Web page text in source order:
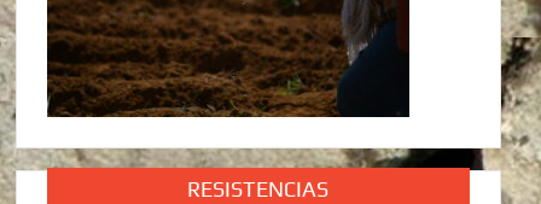
RESISTENCIAS